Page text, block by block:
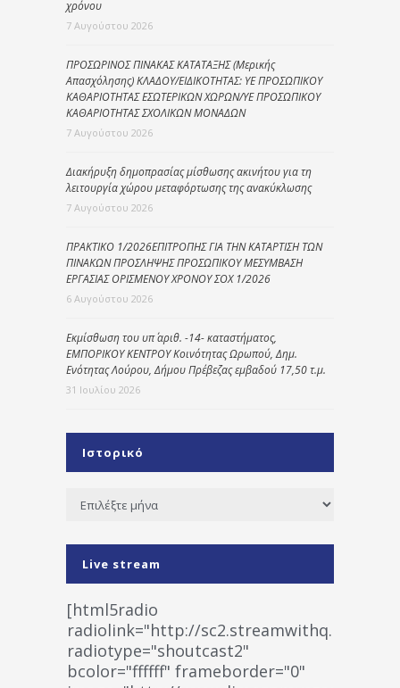
χρόνου
7 Αυγούστου 2026
ΠΡΟΣΩΡΙΝΟΣ ΠΙΝΑΚΑΣ ΚΑΤΑΤΑΞΗΣ (Μερικής
Απασχόλησης) ΚΛΑΔΟΥ/ΕΙΔΙΚΟΤΗΤΑΣ: ΥΕ ΠΡΟΣΩΠΙΚΟΥ
ΚΑΘΑΡΙΟΤΗΤΑΣ ΕΣΩΤΕΡΙΚΩΝ ΧΩΡΩΝ/ΥΕ ΠΡΟΣΩΠΙΚΟΥ
ΚΑΘΑΡΙΟΤΗΤΑΣ ΣΧΟΛΙΚΩΝ ΜΟΝΑΔΩΝ
7 Αυγούστου 2026
Διακήρυξη δημοπρασίας μίσθωσης ακινήτου για τη
λειτουργία χώρου μεταφόρτωσης της ανακύκλωσης
7 Αυγούστου 2026
ΠΡΑΚΤΙΚΟ 1/2026ΕΠΙΤΡΟΠΗΣ ΓΙΑ ΤΗΝ ΚΑΤΑΡΤΙΣΗ ΤΩΝ
ΠΙΝΑΚΩΝ ΠΡΟΣΛΗΨΗΣ ΠΡΟΣΩΠΙΚΟΥ ΜΕΣΥΜΒΑΣΗ
ΕΡΓΑΣΙΑΣ ΟΡΙΣΜΕΝΟΥ ΧΡΟΝΟΥ ΣΟΧ 1/2026
6 Αυγούστου 2026
Εκμίσθωση του υπ΄ αριθ. -14- καταστήματος,
ΕΜΠΟΡΙΚΟΥ ΚΕΝΤΡΟΥ Κοινότητας Ωρωπού, Δημ.
Ενότητας Λούρου, Δήμου Πρέβεζας εμβαδού 17,50 τ.μ.
31 Ιουλίου 2026
Ιστορικό
Ιστορικό
Live stream
[html5radio
radiolink="http://
radiotype="shoutcast2"
bcolor="ffffff" frameborder="0"